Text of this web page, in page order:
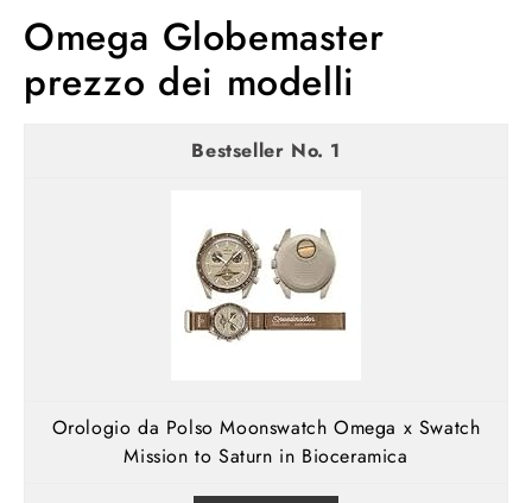
Omega Globemaster
prezzo dei modelli
1
Orologio da Polso Moonswatch Omega x Swatch
Mission to Saturn in Bioceramica